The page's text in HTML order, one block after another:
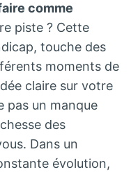
comme
piste ? Cette
touche des
moments de
claire sur votre
pas un manque
des
Dans un
évolution,